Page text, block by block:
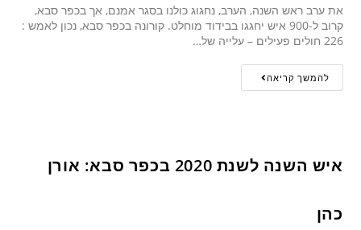
את ערב ראש השנה, הערב, נחגוג כולנו בסגר אמנם, אך בכפר סבא,
קרוב ל-900 איש יחגגו בבידוד מוחלט. קורונה בכפר סבא, נכון לאמש :
226 חולים פעילים – עלייה של…
להמשך קריאה
איש השנה לשנת 2020 בכפר סבא: אורן
כהן